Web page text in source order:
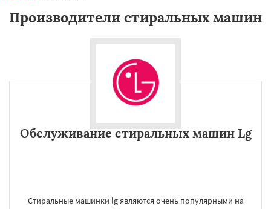
Производители стиральных машин
Обслуживание стиральных машин Lg
Стиральные машинки lg являются очень популярными на